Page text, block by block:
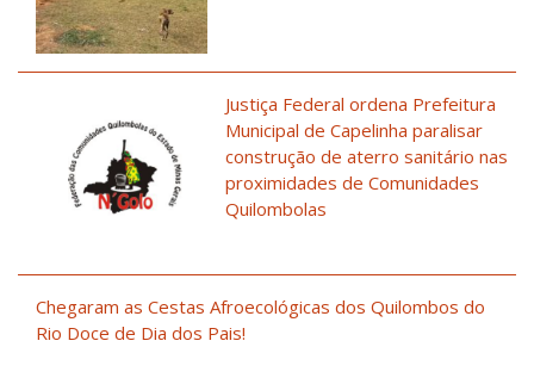
Justiça Federal ordena Prefeitura
Municipal de Capelinha paralisar
construção de aterro sanitário nas
proximidades de Comunidades
Quilombolas
Chegaram as Cestas Afroecológicas dos Quilombos do
Rio Doce de Dia dos Pais!